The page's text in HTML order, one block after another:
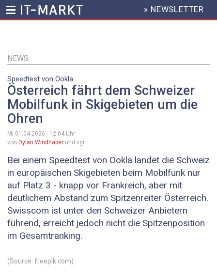
Inhalt
HEADER
MENU
» NEWSLETTER
NEWS
Speedtest von Ookla
Österreich fährt dem Schweizer
Mobilfunk in Skigebieten um die
Ohren
Mi 01.04.2026 - 12:04 Uhr
von Dylan Windhaber und vgr
Bei einem Speedtest von Ookla landet die Schweiz
in europäischen Skigebieten beim Mobilfunk nur
auf Platz 3 - knapp vor Frankreich, aber mit
deutlichem Abstand zum Spitzenreiter Österreich.
Swisscom ist unter den Schweizer Anbietern
führend, erreicht jedoch nicht die Spitzenposition
im Gesamtranking.
(Source: freepik.com)